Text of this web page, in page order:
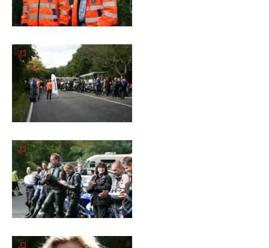
Galerie
2015
Galerie
2014
Galerie
2013
2012
Galerie
2011
Galerie
2010
Galerie
Galerie